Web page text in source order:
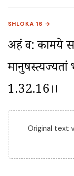
SHLOKA 16 →
अहं व: कामये
मानुषस्त्यज्यतां
1.32.16।।
Original text